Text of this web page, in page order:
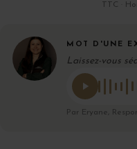
TTC ·
MOT D'UNE
Laissez-vous
Par Eryane,